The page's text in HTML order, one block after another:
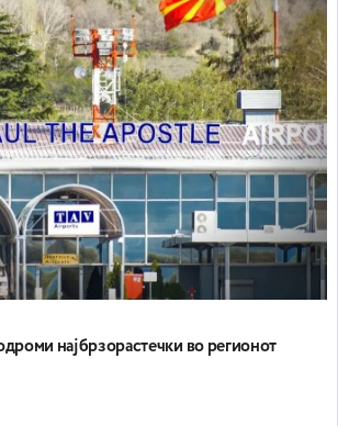
најбрзорастечки во регионот